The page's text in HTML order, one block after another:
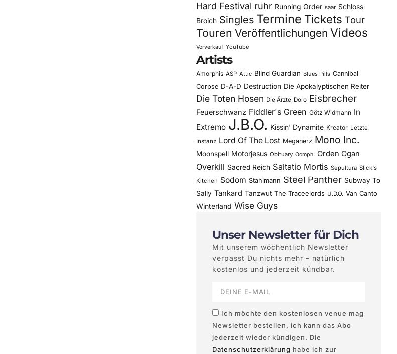
Hard Festival ruhr Running Order saar Schloss
Broich Singles Termine Tickets Tour
Touren Veröffentlichungen Videos
Vorverkauf YouTube
Artists
Amorphis ASP Attic Blind Guardian Blues Pills Cannibal
Corpse D-A-D Destruction Die Apokalyptischen Reiter
Die Toten Hosen Die Ärzte Doro Eisbrecher
Feuerschwanz Fiddler's Green Götz Widmann In
Extremo J.B.O. Kissin' Dynamite Kreator Letzte
Instanz Lord Of The Lost Megaherz Mono Inc.
Moonspell Motorjesus Obituary Oomph! Orden Ogan
Overkill Sacred Reich Saltatio Mortis Sepultura Slick's
Kitchen Sodom Stahlmann Steel Panther Subway To
Sally Tankard Tanzwut The Traceelords U.D.O. Van Canto
Winterland Wise Guys
Unser Newsletter für Dich
Mit unserem wöchentlich Newsletter
verpasst Du nichts mehr – natürlich
kostenlos und jederzeit kündbar.
Ich möchte den kostenlosen venue mag
Newsletter bestellen, ich kann das Abo
jederzeit wieder kündigen. Die
Datenschutzerklärung habe ich zur